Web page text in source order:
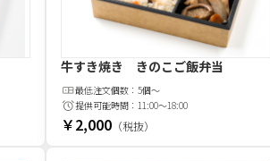
牛すき焼き きのこご飯弁当
最低注文個数： 5個～
提供可能時間： 11:00～18:00
￥2,000（税抜）